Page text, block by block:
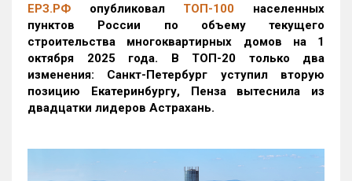
ЕРЗ.РФ опубликовал ТОП-100 населенных
пунктов России по объему текущего
строительства многоквартирных домов на 1
октября 2025 года. В ТОП-20 только два
изменения: Санкт-Петербург уступил вторую
позицию Екатеринбургу, Пенза вытеснила из
двадцатки лидеров Астрахань.